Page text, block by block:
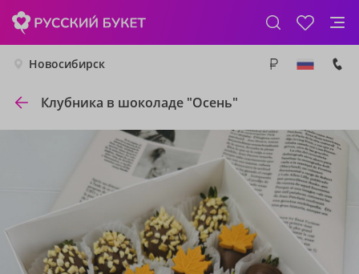
Новосибирск
Клубника в шоколаде "Осень"